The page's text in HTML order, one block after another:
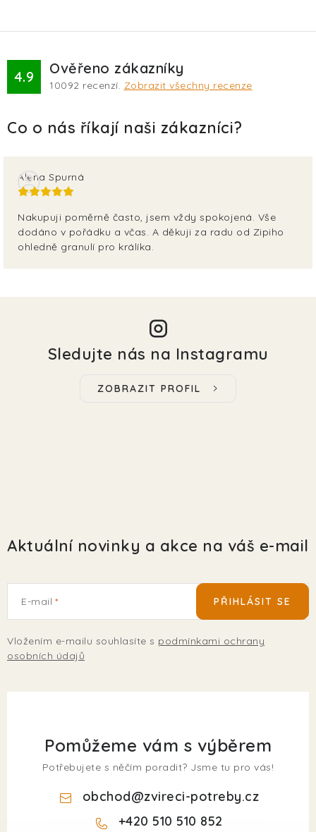
4.9 Ověřeno zákazníky
10092 recenzí. Zobrazit všechny recenze
Alena Spurná
Nakupuji poměrně často, jsem vždy spokojená. Vše
dodáno v pořádku a včas. A děkuji za radu od Zipiho
ohledně granulí pro králíka.
Sledujte nás na Instagramu
ZOBRAZIT PROFIL
Aktuální novinky a akce na váš e-mail
E-mail
Vložením e-mailu souhlasíte s podmínkami ochrany
osobních údajů
PŘIHLÁSIT SE
Pomůžeme vám s výběrem
Potřebujete s něčím poradit? Jsme tu pro vás!
obchod@zvireci-potreby.cz
+420 510 510 852